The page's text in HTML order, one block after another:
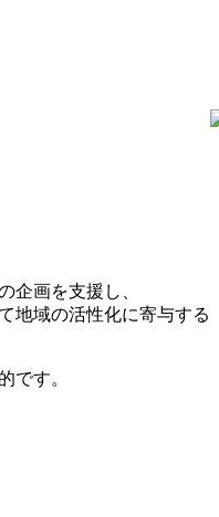
企画を支援し、
地域の活性化に寄与する
です。